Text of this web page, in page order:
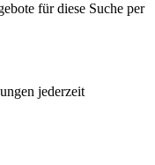
für diese Suche per
jederzeit